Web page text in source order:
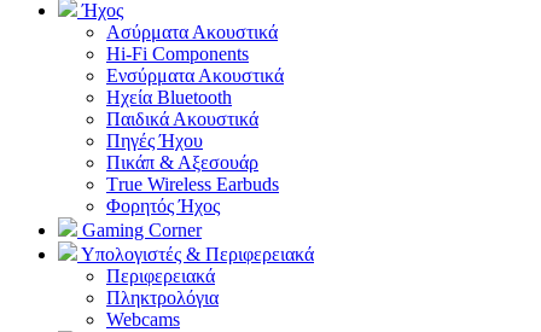
Ήχος
Ασύρματα Ακουστικά
Hi-Fi Components
Ενσύρματα Ακουστικά
Ηχεία Bluetooth
Παιδικά Ακουστικά
Πηγές Ήχου
Πικάπ & Αξεσουάρ
Τrue Wireless Earbuds
Φορητός Ήχος
Gaming Corner
Υπολογιστές & Περιφερειακά
Περιφερειακά
Πληκτρολόγια
Webcams